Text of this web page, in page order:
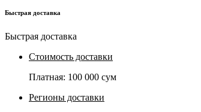
Быстрая доставка
Быстрая доставка
Стоимость доставки
Платная: 100 000 сум
Регионы доставки